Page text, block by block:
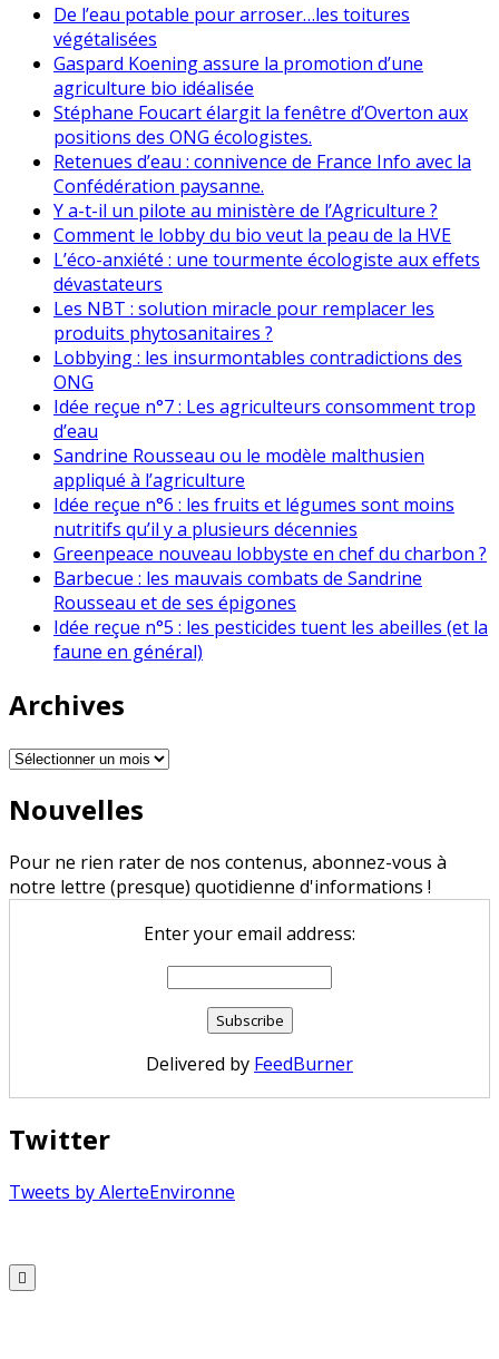
De l’eau potable pour arroser…les toitures
végétalisées
Gaspard Koening assure la promotion d’une
agriculture bio idéalisée
Stéphane Foucart élargit la fenêtre d’Overton aux
positions des ONG écologistes.
Retenues d’eau : connivence de France Info avec la
Confédération paysanne.
Y a-t-il un pilote au ministère de l’Agriculture ?
Comment le lobby du bio veut la peau de la HVE
L’éco-anxiété : une tourmente écologiste aux effets
dévastateurs
Les NBT : solution miracle pour remplacer les
produits phytosanitaires ?
Lobbying : les insurmontables contradictions des
ONG
Idée reçue n°7 : Les agriculteurs consomment trop
d’eau
Sandrine Rousseau ou le modèle malthusien
appliqué à l’agriculture
Idée reçue n°6 : les fruits et légumes sont moins
nutritifs qu’il y a plusieurs décennies
Greenpeace nouveau lobbyste en chef du charbon ?
Barbecue : les mauvais combats de Sandrine
Rousseau et de ses épigones
Idée reçue n°5 : les pesticides tuent les abeilles (et la
faune en général)
Archives
Archives
Nouvelles
Pour ne rien rater de nos contenus, abonnez-vous à
notre lettre (presque) quotidienne d'informations !
Enter your email address:
Delivered by FeedBurner
Twitter
Tweets by AlerteEnvironne
to